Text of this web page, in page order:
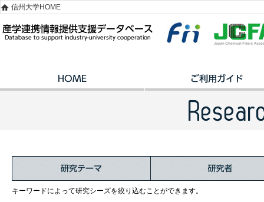
信州大学HOME
キーワードによって研究シーズを絞り込むことができます。